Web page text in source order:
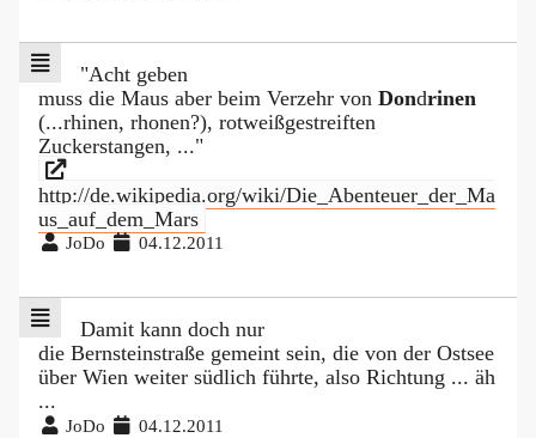
"Acht geben
muss die Maus aber beim Verzehr von Dondrinen
(...rhinen, rhonen?), rotweißgestreiften
Zuckerstangen, ..."
http://de.wikipedia.org/wiki/Die_Abenteuer_der_Ma
us_auf_dem_Mars
JoDo 04.12.2011
Damit kann doch nur
die Bernsteinstraße gemeint sein, die von der Ostsee
über Wien weiter südlich führte, also Richtung ... äh
...
JoDo 04.12.2011